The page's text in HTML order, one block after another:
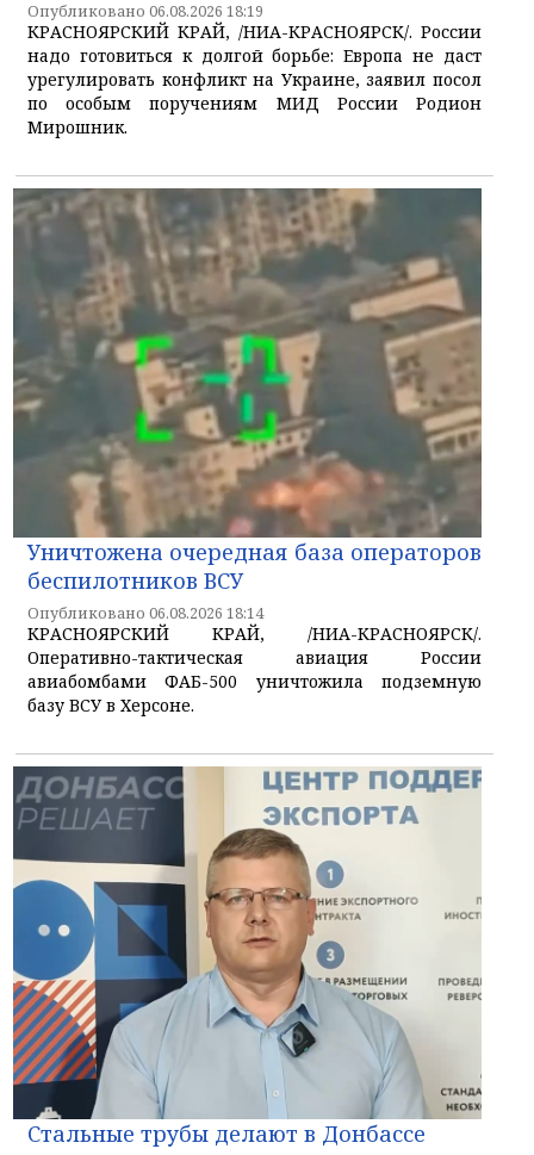
Опубликовано 06.08.2026 18:19
КРАСНОЯРСКИЙ КРАЙ, /НИА-КРАСНОЯРСК/. России
надо готовиться к долгой борьбе: Европа не даст
урегулировать конфликт на Украине, заявил посол
по особым поручениям МИД России Родион
Мирошник.
Уничтожена очередная база операторов
беспилотников ВСУ
Опубликовано 06.08.2026 18:14
КРАСНОЯРСКИЙ КРАЙ, /НИА-КРАСНОЯРСК/.
Оперативно-тактическая авиация России
авиабомбами ФАБ-500 уничтожила подземную
базу ВСУ в Херсоне.
Стальные трубы делают в Донбассе